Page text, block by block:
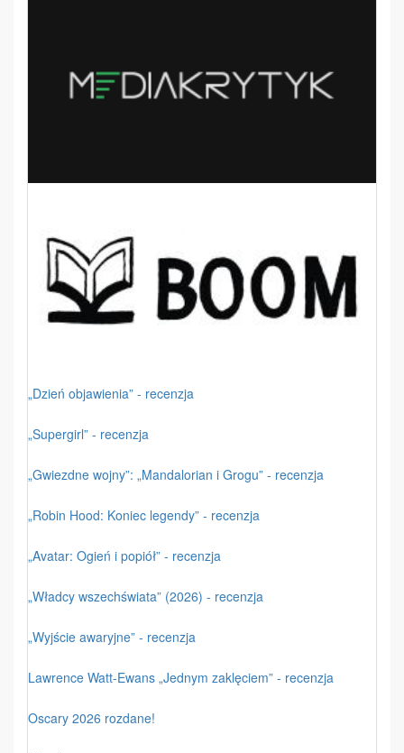
„Dzień objawienia” - recenzja
„Supergirl” - recenzja
„Gwiezdne wojny”: „Mandalorian i Grogu” - recenzja
„Robin Hood: Koniec legendy” - recenzja
„Avatar: Ogień i popiół” - recenzja
„Władcy wszechświata” (2026) - recenzja
„Wyjście awaryjne” - recenzja
Lawrence Watt-Ewans „Jednym zaklęciem” - recenzja
Oscary 2026 rozdane!